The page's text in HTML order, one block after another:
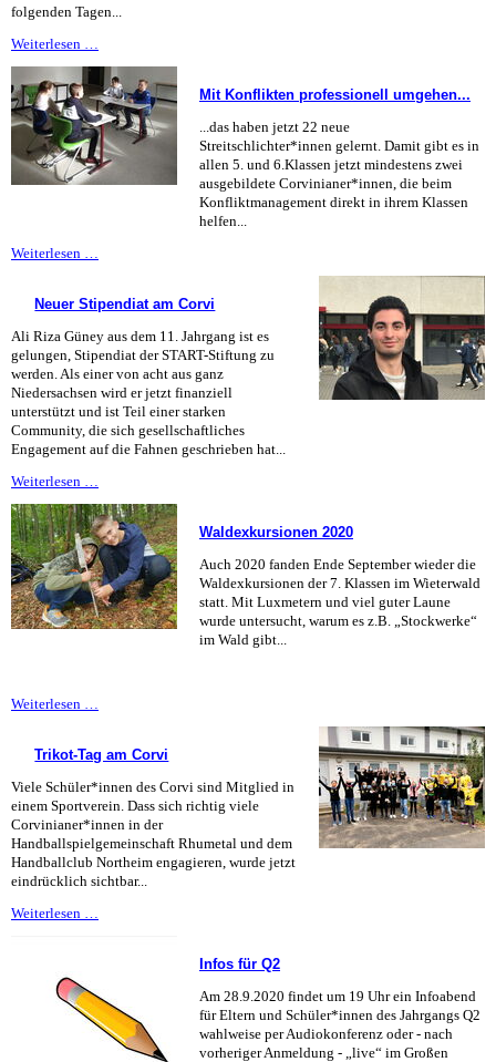
folgenden Tagen...
Weiterlesen …
Abende
2020
Mit Konflikten professionell umgehen...
...das haben jetzt 22 neue
Streitschlichter*innen gelernt. Damit gibt es in
allen 5. und 6.Klassen jetzt mindestens zwei
ausgebildete Corvinianer*innen, die beim
Konfliktmanagement direkt in ihrem Klassen
helfen...
Weiterlesen …
umgehen...
Neuer Stipendiat am Corvi
Ali Riza Güney aus dem 11. Jahrgang ist es
gelungen, Stipendiat der START-Stiftung zu
werden. Als einer von acht aus ganz
Niedersachsen wird er jetzt finanziell
unterstützt und ist Teil einer starken
Community, die sich gesellschaftliches
Engagement auf die Fahnen geschrieben hat...
Weiterlesen …
am
Corvi
Waldexkursionen 2020
Auch 2020 fanden Ende September wieder die
Waldexkursionen der 7. Klassen im Wieterwald
statt. Mit Luxmetern und viel guter Laune
wurde untersucht, warum es z.B. „Stockwerke“
im Wald gibt...
Weiterlesen …
Trikot-Tag am Corvi
Viele Schüler*innen des Corvi sind Mitglied in
einem Sportverein. Dass sich richtig viele
Corvinianer*innen in der
Handballspielgemeinschaft Rhumetal und dem
Handballclub Northeim engagieren, wurde jetzt
eindrücklich sichtbar...
Weiterlesen …
Infos für Q2
Am 28.9.2020 findet um 19 Uhr ein Infoabend
für Eltern und Schüler*innen des Jahrgangs Q2
wahlweise per Audiokonferenz oder - nach
vorheriger Anmeldung - „live“ im Großen